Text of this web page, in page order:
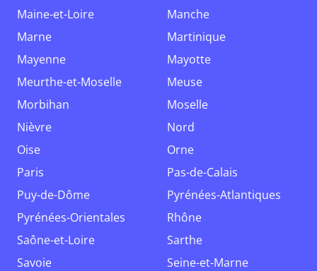
Maine-et-Loire
Manche
Marne
Martinique
Mayenne
Mayotte
Meurthe-et-Moselle
Meuse
Morbihan
Moselle
Nièvre
Nord
Oise
Orne
Paris
Pas-de-Calais
Puy-de-Dôme
Pyrénées-Atlantiques
Pyrénées-Orientales
Rhône
Saône-et-Loire
Sarthe
Savoie
Seine-et-Marne